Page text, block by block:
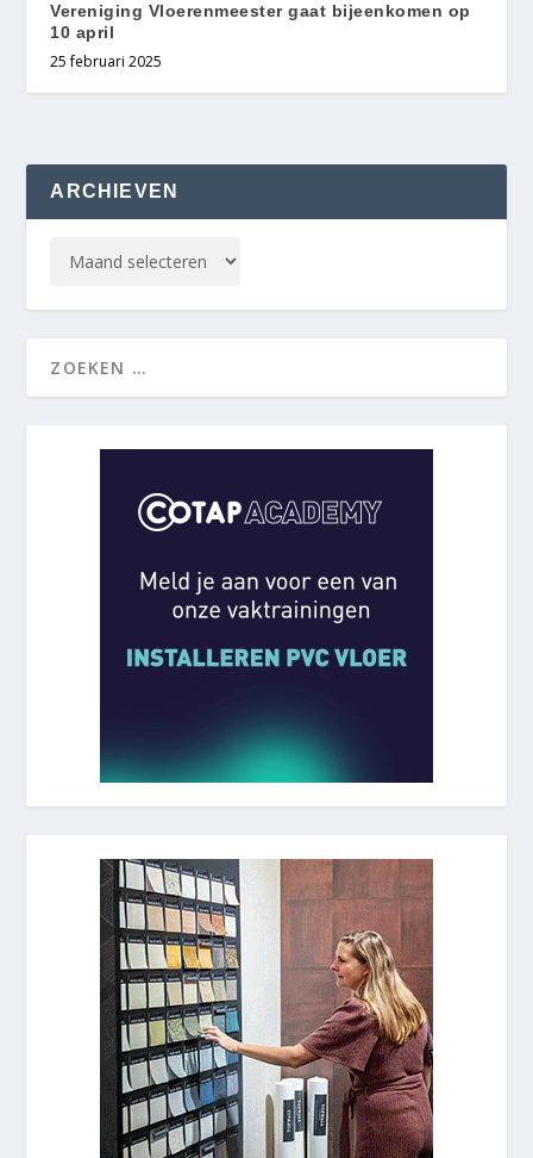
Vereniging Vloerenmeester gaat bijeenkomen op
10 april
25 februari 2025
ARCHIEVEN